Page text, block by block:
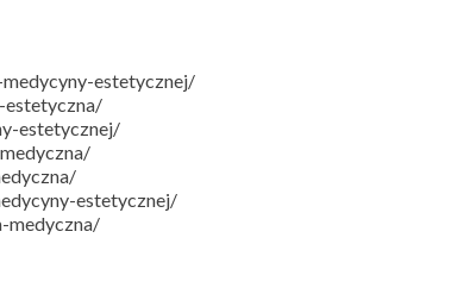
estetycznej/
estetyczna/
estetycznej/
estetycznej/
medyczna/